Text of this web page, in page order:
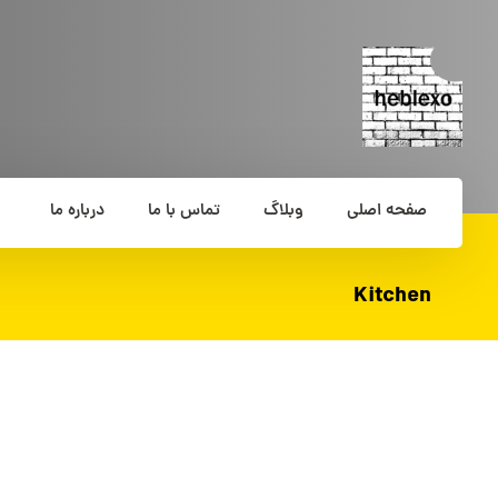
صفحه اصلی وبلاگ تماس با ما درباره ما
Kitchen